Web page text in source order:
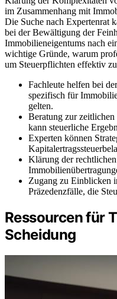
im Zusammenhang mit
Die Suche nach Expertenrat
bei der Bewältigung der
Immobilieneigentums nach
wichtige Gründe, warum
um Steuerpflichten effektiv
Fachleute helfen bei
spezifisch für
gelten.
Beratung zur
kann steuerliche
Experten können
Klärung der
Zugang zu Einblicken
Präzedenzfälle, die
Ressourcen für
Scheidung